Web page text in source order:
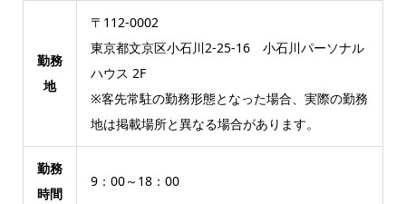
勤務
地
〒112-0002
東京都文京区小石川2-25-16 小石川パーソナル
ハウス 2F
※客先常駐の勤務形態となった場合、実際の勤務
地は掲載場所と異なる場合があります。
勤務
時間
9：00～18：00